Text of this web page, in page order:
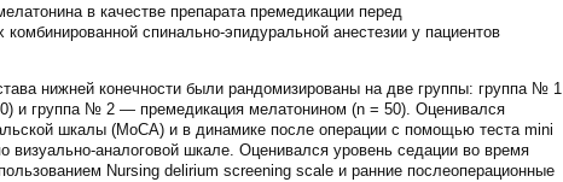
в качестве препарата премедикации перед
спинально-эпидуральной анестезии у пациентов
нижней конечности были рандомизированы на две группы: группа № 1
и группа № 2 — премедикация мелатонином (n = 50). Оценивался
шкалы (MoCА) и в динамике после операции с помощью теста mini
визуально-аналоговой шкале. Оценивался уровень седации во время
Nursing delirium screening scale и ранние послеоперационные